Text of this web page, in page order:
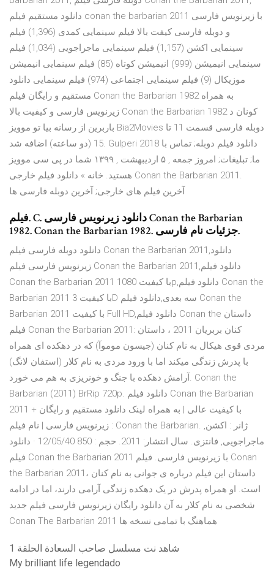
دانلود مستقیم فیلم conan the barbarian 2011 با زیرنویس فارسی
و دوبله فارسی کیفت بالا فیلم سینمایی کمدی (1,396) فیلم
سینمایی اکشن (1,157) فیلم سینمایی ماجراجویی (1,034) فیلم
سینمایی انیمیشن (999) انیمیشن کوتاه (85) فیلم سینمایی انیمیشن
موزیکال (9) فیلم سینمایی اجتماعی (974) فیلم سینمایی دانلود
مستقیم و رایگان فیلم Conan the Barbarian 1982 به همراه
زیرنویس فارسی و کیفیت بالا Conan the Barbarian 1982 کونان د
باربرین از رسانه بیا تو موویز Bia2Movies دوبله فارسی قسمت 11 تا
15 (دو ساعته) اضافه شد. Gulperi 2018 دانلود فیلم دوبله; تماس با
ما; تبلیغات; امروز جمعه , ۵ اردیبهشت , ۱۳۹۹ شما در پی سی موویز
هستيد. خانه » دانلود فیلم خارجی Conan the Barbarian 2011.
آخرین فیلم های خارجی; آخرین دوبله فارسی ها
فیلم. C. دانلود زیرنویس فارسی Conan the Barbarian
1982. Conan the Barbarian 1982. جزئيات نام فارسی.
دانلود دوبله فارسی فیلم Conan the Barbarian 2011,دانلود
زیرنویس فارسی فیلم Conan the Barbarian 2011,دانلود فیلم
Conan the Barbarian 2011 با کیفیت 1080p,دانلود فیلم Conan the
Barbarian 2011 با کیفیت 3D سه بعدی,دانلود فیلم Conan the
Barbarian 2011 با کیفیت Full HD,دانلود فیلم Conan the داستان
فیلم Conan the Barbarian 2011: کنان بربریان 2011 ، داستان
مردی قوی هیکال به نام کنان (جیسون موموآ) که در دهکده ای همراه
با پدرش زندگی میکند اما با ورود مردی به نام کلار (استفان لانگ)
آرامش دهکده با جنگ و خونریزی به هم می خورد. Conan the
Barbarian (2011) BrRip 720p. دانلود فیلم Conan the Barbarian
2011 با کیفیت عالی | به همراه لینک دانلود مستقیم و رایگان +
زیرنویس فارسی | نام فیلم : Conan the Barbarian. ژانر : اکشن,
ماجراجویی, فانتزی. سال انتشار: 2011. حجم : 850 12/05/40 · دانلود
فیلم Conan the Barbarian 2011 با زیرنویس فارسی. فیلم Conan
the Barbarian 2011، داستان این فیلم درباره ی جوانی به نام کنان
است. او همراه پدرش در یک دهکده زندگی آرامی دارند، اما در ادامه
شخصی به نام کلار به آن دانلود رایگان زیرنویس فارسی فیلم جدید
Conan The Barbarian 2011 هماهنگ با تمامی نسخه ها
شاهد نت مسلسل صاحب السعادة الحلقة 1
My brilliant life legendado